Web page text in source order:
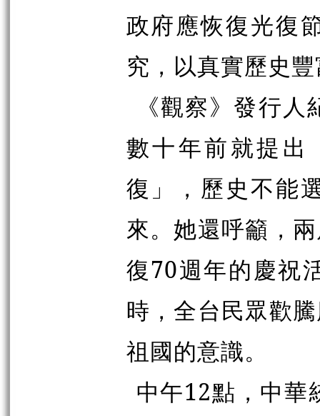
政府應恢復光復
究，以真實歷史
《觀察》發行
數十年前就提出
復」，歷史不能
來。她還呼籲，
復70週年的慶祝
時，全台民眾歡
祖國的意識。
中午12點，中華